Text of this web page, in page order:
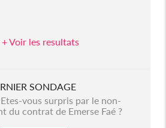
+ Voir les resultats
SONDAGE
vous surpris par le non-
du contrat de Emerse Faé ?